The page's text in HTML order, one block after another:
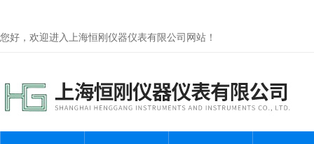
您好，欢迎进入上海恒刚仪器仪表有限公司网站！